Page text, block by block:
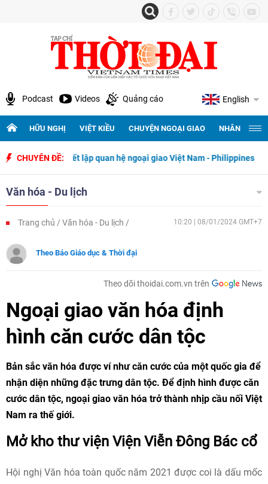
Podcast Videos Quảng cáo English
HỮU NGHỊ VIỆT KIỀU CHUYỆN NGOẠI GIAO NHÂN
CHUYÊN ĐỀ:
ngày thiết lập quan hệ ngoại giao Việt Nam - Philippines 500
Văn hóa - Du lịch
Trang chủ Văn hóa - Du lịch 10:20 | 08/01/2024 GMT+7
Theo Báo Giáo dục & Thời đại
Theo dõi thoidai.com.vn trên
Ngoại giao văn hóa định
hình căn cước dân tộc
Bản sắc văn hóa được ví như căn cước của một quốc gia để
nhận diện những đặc trưng dân tộc. Để định hình được căn
cước dân tộc, ngoại giao văn hóa trở thành nhịp cầu nối Việt
Nam ra thế giới.
Mở kho thư viện Viện Viễn Đông Bác cổ
Hội nghị Văn hóa toàn quốc năm 2021 được coi là dấu mốc